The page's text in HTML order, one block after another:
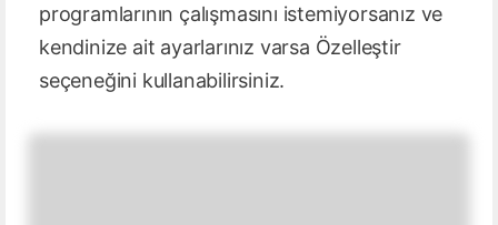
programlarının çalışmasını istemiyorsanız ve
kendinize ait ayarlarınız varsa Özelleştir
seçeneğini kullanabilirsiniz.